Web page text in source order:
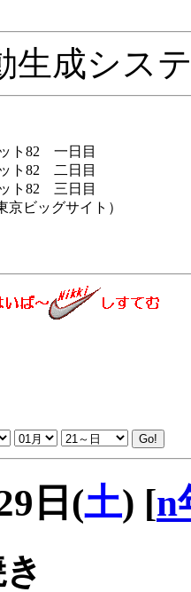
生成シス
ト82 一日目
ト82 二日目
ト82 三日目
京ビッグサイト）
日(土) [n